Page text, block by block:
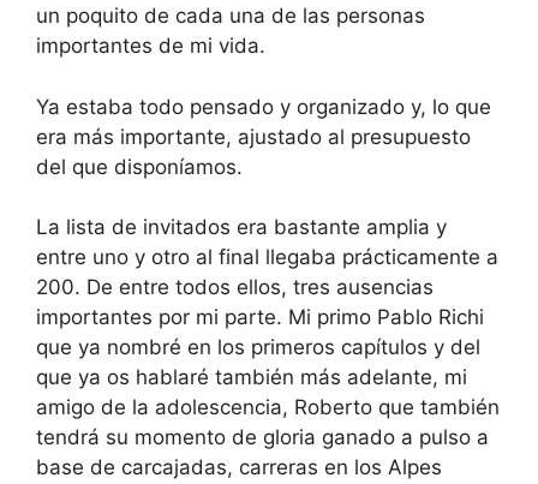
un poquito de cada una de las personas
importantes de mi vida.
Ya estaba todo pensado y organizado y, lo que
era más importante, ajustado al presupuesto
del que disponíamos.
La lista de invitados era bastante amplia y
entre uno y otro al final llegaba prácticamente a
200. De entre todos ellos, tres ausencias
importantes por mi parte. Mi primo Pablo Richi
que ya nombré en los primeros capítulos y del
que ya os hablaré también más adelante, mi
amigo de la adolescencia, Roberto que también
tendrá su momento de gloria ganado a pulso a
base de carcajadas, carreras en los Alpes